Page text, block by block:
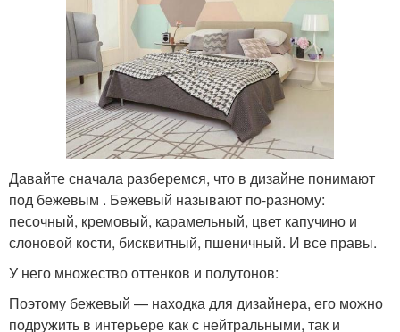
Давайте сначала разберемся, что в дизайне понимают
под бежевым . Бежевый называют по-разному:
песочный, кремовый, карамельный, цвет капучино и
слоновой кости, бисквитный, пшеничный. И все правы.
У него множество оттенков и полутонов:
Поэтому бежевый — находка для дизайнера, его можно
подружить в интерьере как с нейтральными, так и